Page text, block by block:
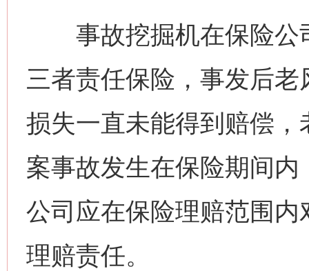
事故挖掘机在保险公
三者责任保险，事发后
损失一直未能得到赔偿
案事故发生在保险期间
公司应在保险理赔范围
理赔责任。